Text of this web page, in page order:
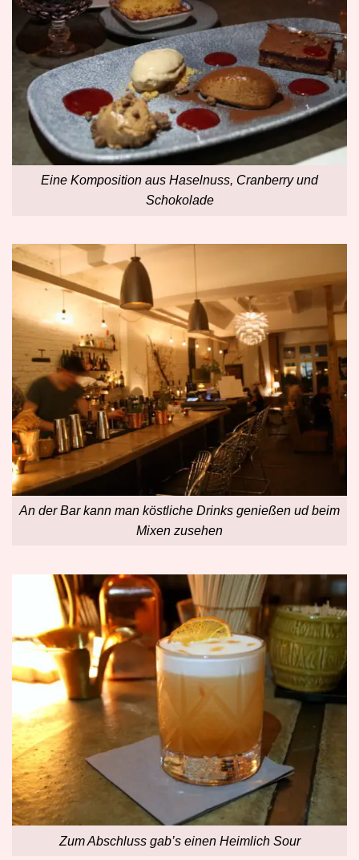
Eine Komposition aus Haselnuss, Cranberry und
Schokolade
An der Bar kann man köstliche Drinks genießen ud beim
Mixen zusehen
Zum Abschluss gab’s einen Heimlich Sour